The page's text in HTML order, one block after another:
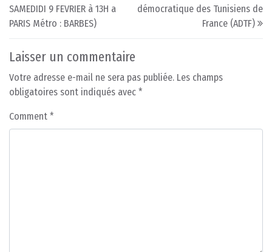
SAMEDIDI 9 FEVRIER à 13H a
PARIS Métro : BARBES)
démocratique des Tunisiens de
France (ADTF)
Laisser un commentaire
Votre adresse e-mail ne sera pas publiée. Les champs
obligatoires sont indiqués avec *
Comment *